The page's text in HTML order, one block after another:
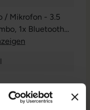
/ Mikrofon - 3.5
, 1x Bluetooth,
, 1x LAN RJ-45
FHD